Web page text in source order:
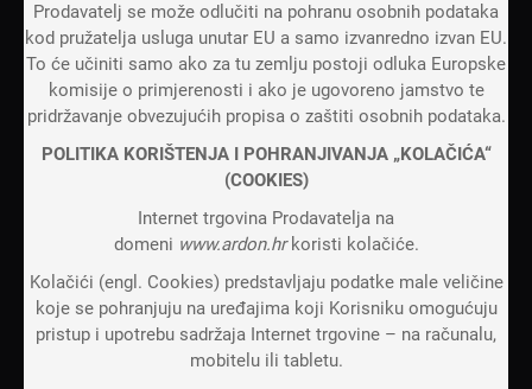
Prodavatelj se može odlučiti na pohranu osobnih podataka
kod pružatelja usluga unutar EU a samo izvanredno izvan EU.
To će učiniti samo ako za tu zemlju postoji odluka Europske
komisije o primjerenosti i ako je ugovoreno jamstvo te
pridržavanje obvezujućih propisa o zaštiti osobnih podataka.
POLITIKA KORIŠTENJA I POHRANJIVANJA „KOLAČIĆA“
(COOKIES)
Internet trgovina Prodavatelja na
domeni www.ardon.hrkoristi kolačiće.
Kolačići (engl. Cookies) predstavljaju podatke male veličine
koje se pohranjuju na uređajima koji Korisniku omogućuju
pristup i upotrebu sadržaja Internet trgovine – na računalu,
mobitelu ili tabletu.